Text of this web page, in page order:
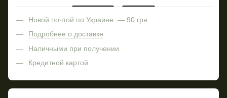
Новой почтой по Украине — 90 грн.
Подробнее о доставке
Наличными при получении
Кредитной картой